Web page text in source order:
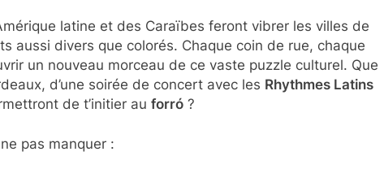
latine et des Caraïbes feront vibrer les villes de
aussi divers que colorés. Chaque coin de rue, chaque
un nouveau morceau de ce vaste puzzle culturel. Que
d’une soirée de concert avec les Rhythmes Latins
de t’initier au forró ?
pas manquer :